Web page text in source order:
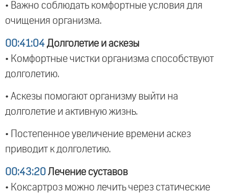
• Важно соблюдать комфортные условия для
очищения организма.
00:41:04 Долголетие и аскезы
• Комфортные чистки организма способствуют
долголетию.
• Аскезы помогают организму выйти на
долголетие и активную жизнь.
• Постепенное увеличение времени аскез
приводит к долголетию.
00:43:20 Лечение суставов
• Коксартроз можно лечить через статические